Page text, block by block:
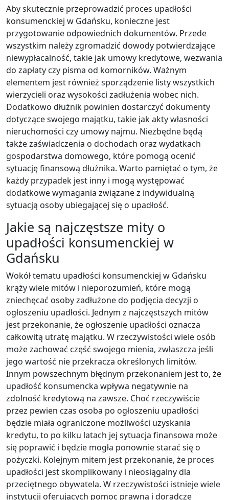
Aby skutecznie przeprowadzić proces upadłości
konsumenckiej w Gdańsku, konieczne jest
przygotowanie odpowiednich dokumentów. Przede
wszystkim należy zgromadzić dowody potwierdzające
niewypłacalność, takie jak umowy kredytowe, wezwania
do zapłaty czy pisma od komorników. Ważnym
elementem jest również sporządzenie listy wszystkich
wierzycieli oraz wysokości zadłużenia wobec nich.
Dodatkowo dłużnik powinien dostarczyć dokumenty
dotyczące swojego majątku, takie jak akty własności
nieruchomości czy umowy najmu. Niezbędne będą
także zaświadczenia o dochodach oraz wydatkach
gospodarstwa domowego, które pomogą ocenić
sytuację finansową dłużnika. Warto pamiętać o tym, że
każdy przypadek jest inny i mogą występować
dodatkowe wymagania związane z indywidualną
sytuacją osoby ubiegającej się o upadłość.
Jakie są najczęstsze mity o
upadłości konsumenckiej w
Gdańsku
Wokół tematu upadłości konsumenckiej w Gdańsku
krąży wiele mitów i nieporozumień, które mogą
zniechęcać osoby zadłużone do podjęcia decyzji o
ogłoszeniu upadłości. Jednym z najczęstszych mitów
jest przekonanie, że ogłoszenie upadłości oznacza
całkowitą utratę majątku. W rzeczywistości wiele osób
może zachować część swojego mienia, zwłaszcza jeśli
jego wartość nie przekracza określonych limitów.
Innym powszechnym błędnym przekonaniem jest to, że
upadłość konsumencka wpływa negatywnie na
zdolność kredytową na zawsze. Choć rzeczywiście
przez pewien czas osoba po ogłoszeniu upadłości
będzie miała ograniczone możliwości uzyskania
kredytu, to po kilku latach jej sytuacja finansowa może
się poprawić i będzie mogła ponownie starać się o
pożyczki. Kolejnym mitem jest przekonanie, że proces
upadłości jest skomplikowany i nieosiągalny dla
przeciętnego obywatela. W rzeczywistości istnieje wiele
instytucji oferujących pomoc prawną i doradcze